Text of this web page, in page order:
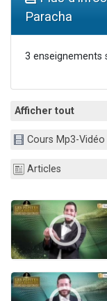
Paracha
3 enseignements
Afficher tout
Cours Mp3-Vidéo
Articles